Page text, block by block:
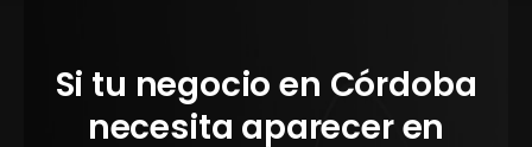
Si tu negocio en Córdoba
necesita aparecer en